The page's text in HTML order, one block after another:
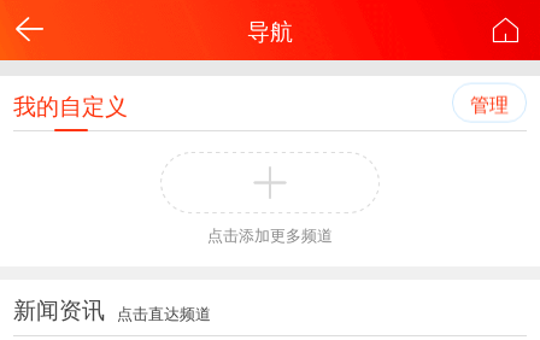
导航
我的自定义 管理
点击添加更多频道
新闻资讯 点击直达频道